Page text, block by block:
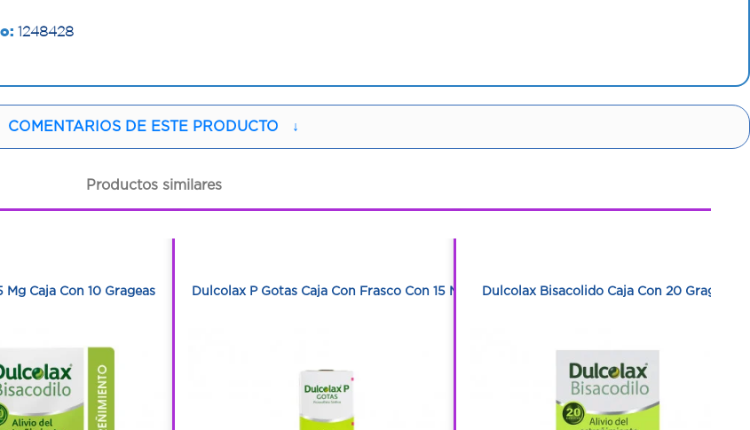
1248428
COMENTARIOS DE ESTE PRODUCTO ↓
Productos similares
Mg Caja Con 10 Grageas Dulcolax P Gotas Caja Con Frasco Con 15 Ml Dulcolax Bisacolido Caja Con 20 Grageas